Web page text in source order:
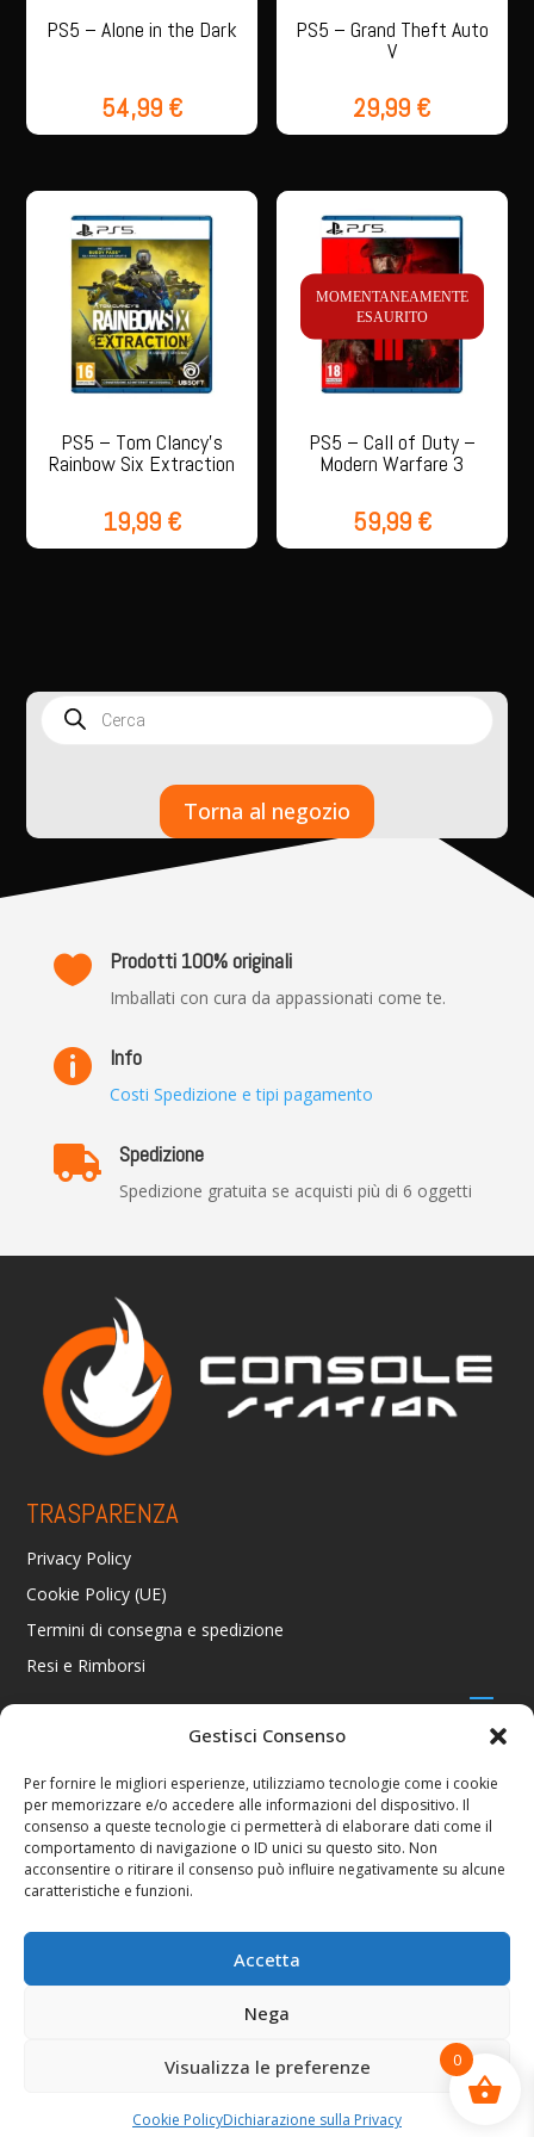
Gestisci Consenso
Per fornire le migliori esperienze, utilizziamo tecnologie come i cookie
per memorizzare e/o accedere alle informazioni del dispositivo. Il
consenso a queste tecnologie ci permetterà di elaborare dati come il
comportamento di navigazione o ID unici su questo sito. Non
acconsentire o ritirare il consenso può influire negativamente su alcune
caratteristiche e funzioni.
Accetta
Nega
Visualizza le preferenze
Cookie PolicyDichiarazione sulla Privacy
PS5 – Alone in the Dark
54,99 €
PS5 – Grand Theft Auto
V
29,99 €
PS5 – Tom Clancy’s
Rainbow Six Extraction
19,99 €
MOMENTANEAMENTE
ESAURITO
PS5 – Call of Duty –
Modern Warfare 3
59,99 €
Products
search
Torna al negozio
 Prodotti 100% originali
Imballati con cura da appassionati come te.
 Info
Costi Spedizione e tipi pagamento
 Spedizione
Spedizione gratuita se acquisti più di 6 oggetti
TRASPARENZA
Privacy Policy
Cookie Policy (UE)
Termini di consegna e spedizione
Resi e Rimborsi
CONTATTI
Via R. Giuliani 70/c Rosso, 50141 Firenze FI
+39 055 4289002 / +39 392 2343100
info@consolestation.it
P.Iva 04990180483
Console Station 2024
0